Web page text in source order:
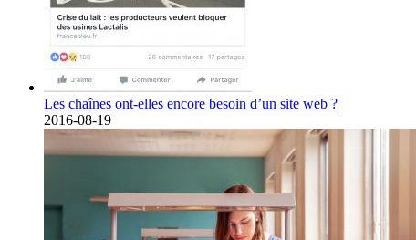
Les chaînes ont-elles encore besoin d’un site web ?
2016-08-19